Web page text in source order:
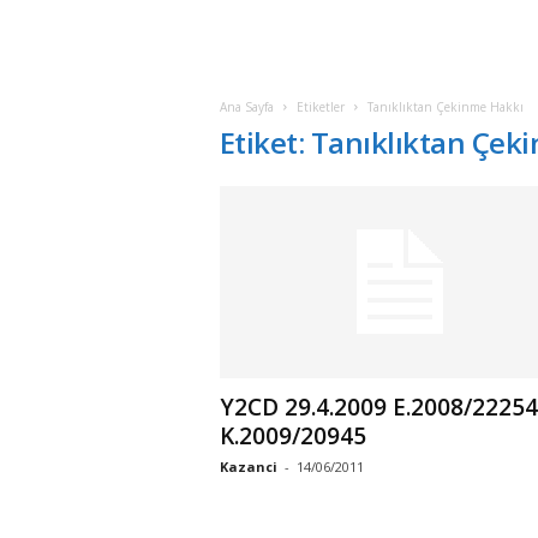
Ana Sayfa Etiketler Tanıklıktan Çekinme Hakkı
Etiket: Tanıklıktan
Y2CD 29.4.2009 E.2008/
K.2009/20945
Kazanci - 14/06/2011